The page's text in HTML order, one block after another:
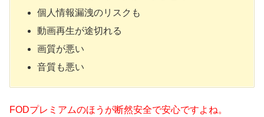
個人情報漏洩のリスクも
動画再生が途切れる
画質が悪い
音質も悪い
FODプレミアムのほうが断然安全で安心ですよね。